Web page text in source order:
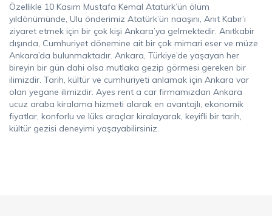
Özellikle 10 Kasım Mustafa Kemal Atatürk’ün ölüm
yıldönümünde, Ulu önderimiz Atatürk’ün naaşını, Anıt Kabır’ı
ziyaret etmek için bir çok kişi Ankara’ya gelmektedir. Anıtkabir
dışında, Cumhuriyet dönemine ait bir çok mimari eser ve müze
Ankara’da bulunmaktadır. Ankara, Türkiye’de yaşayan her
bireyin bir gün dahi olsa mutlaka gezip görmesi gereken bir
ilimizdir. Tarih, kültür ve cumhuriyeti anlamak için Ankara var
olan yegane ilimizdir. Ayes rent a car firmamızdan Ankara
ucuz araba kiralama hizmeti alarak en avantajlı, ekonomik
fiyatlar, konforlu ve lüks araçlar kiralayarak, keyifli bir tarih,
kültür gezisi deneyimi yaşayabilirsiniz.